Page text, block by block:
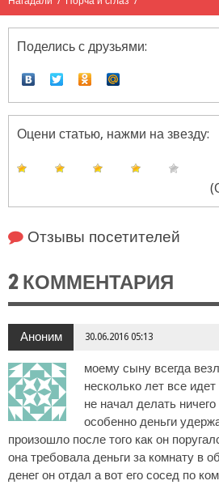
Поделись с друзьями:
Оцени статью, нажми на звезду:
Отзывы посетителей
2 КОММЕНТАРИЯ
Аноним 30.06.2016 05:13
моему сыну всегда
несколько лет все
не начал делать
особенно деньги
произошло после того как он
она требовала деньги за комнату в
денег он отдал а вот его сосед по